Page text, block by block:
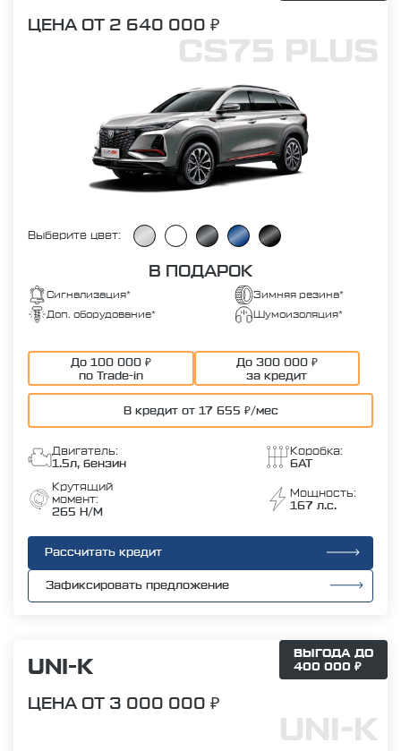
ЦЕНА ОТ 2 640 000 ₽
Выберите цвет:
CS75 PLUS
В ПОДАРОК
Сигнализация*
Зимняя резина*
Доп. оборудование*
Шумоизоляция*
До 100 000 ₽
по Trade-in
До 300 000 ₽
за кредит
В кредит от 17 655 ₽/мес
Двигатель:
1.5л, бензин
Коробка:
6AT
Крутящий
момент:
265 Н/М
Мощность:
167 л.с.
Рассчитать кредит
Зафиксировать предложение
UNI-K
ЦЕНА ОТ 3 000 000 ₽
UNI-K
ВЫГОДА ДО
400 000 ₽